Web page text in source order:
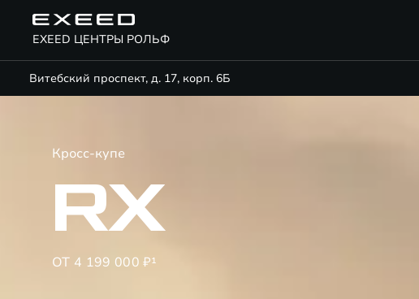
EXEED ЦЕНТРЫ РОЛЬФ
Витебский проспект, д. 17, корп. 6Б
Кросс-купе
RX
ОТ 4 199 000 ₽¹